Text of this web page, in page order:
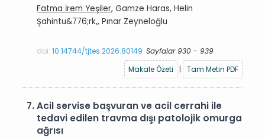
Fatma İrem Yeşiler, Gamze Haras, Helin
Şahintu&776;rk,, Pınar Zeyneloğlu
doi:10.14744/tjtes.2026.80149 Sayfalar 930 - 939
Makale Özeti
| Tam Metin PDF
7.Acil servise başvuran ve acil cerrahi ile
tedavi edilen travma dışı patolojik omurga
ağrısı